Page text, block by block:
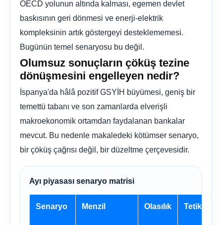
OECD yolunun altında kalması, egemen devlet
baskısının geri dönmesi ve enerji-elektrik
kompleksinin artık göstergeyi desteklememesi.
Bugünün temel senaryosu bu değil.
Olumsuz sonuçların çöküş tezine
dönüşmesini engelleyen nedir?
İspanya'da hâlâ pozitif GSYİH büyümesi, geniş bir
temettü tabanı ve son zamanlarda elverişli
makroekonomik ortamdan faydalanan bankalar
mevcut. Bu nedenle makaledeki kötümser senaryo,
bir çöküş çağrısı değil, bir düzeltme çerçevesidir.
Ayı piyasası senaryo matrisi
Senaryo Menzil Olasılık